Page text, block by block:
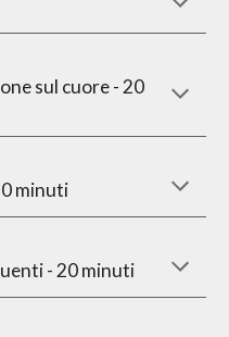
sul cuore - 20
minuti
- 20 minuti